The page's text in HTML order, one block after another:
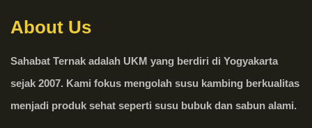
About Us
Sahabat Ternak adalah UKM yang berdiri di Yogyakarta
sejak 2007. Kami fokus mengolah susu kambing berkualitas
menjadi produk sehat seperti susu bubuk dan sabun alami.